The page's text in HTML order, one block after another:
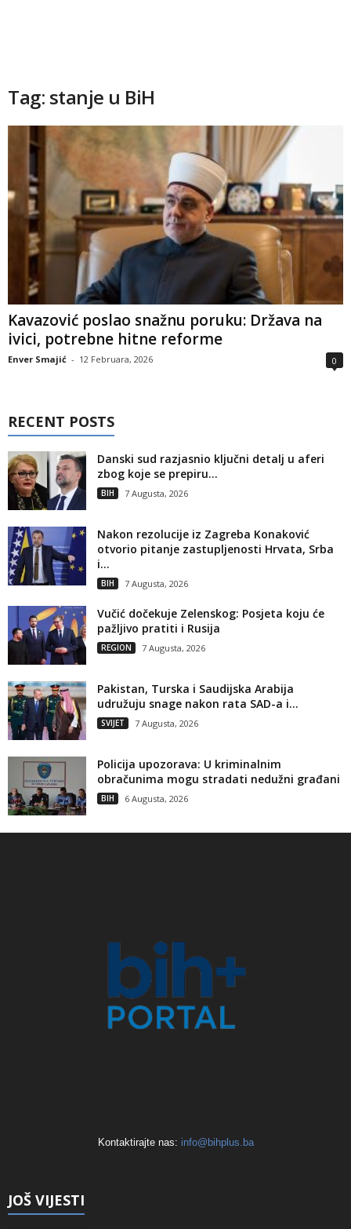
Tag: stanje u BiH
Kavazović poslao snažnu poruku: Država na
ivici, potrebne hitne reforme
Enver Smajić - 12 Februara, 2026 0
RECENT POSTS
Danski sud razjasnio ključni detalj u aferi
zbog koje se prepiru...
BIH 7 Augusta, 2026
Nakon rezolucije iz Zagreba Konaković
otvorio pitanje zastupljenosti Hrvata, Srba
i...
BIH 7 Augusta, 2026
Vučić dočekuje Zelenskog: Posjeta koju će
pažljivo pratiti i Rusija
REGION 7 Augusta, 2026
Pakistan, Turska i Saudijska Arabija
udružuju snage nakon rata SAD-a i...
SVIJET 7 Augusta, 2026
Policija upozorava: U kriminalnim
obračunima mogu stradati nedužni građani
BIH 6 Augusta, 2026
Kontaktirajte nas: info@bihplus.ba
JOŠ VIJESTI